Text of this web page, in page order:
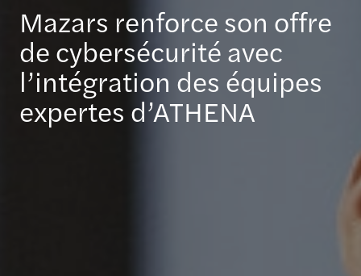
Mazars renforce son offre
de cybersécurité avec
l’intégration des équipes
expertes d’ATHENA